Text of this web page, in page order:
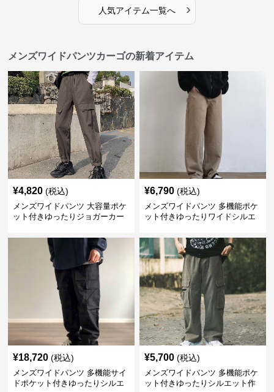
人気アイテム一覧へ ›
メンズワイドパンツカーゴの新着アイテム
¥4,820 (税込)
メンズワイドパンツ 大容量ポケ
ット付きゆったりジョガーカー
¥6,790 (税込)
メンズワイドパンツ 多機能ポケ
ット付きゆったりワイドシルエ
¥18,720 (税込)
メンズワイドパンツ 多機能サイ
ドポケット付きゆったりシルエ
¥5,700 (税込)
メンズワイドパンツ 多機能ポケ
ット付きゆったりシルエット作